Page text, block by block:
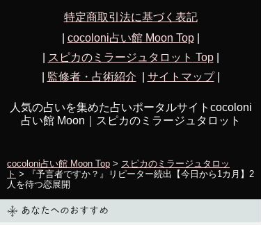
特定商取引法に基づく表記
cocoloni占い館 Moon Top|
スピカのミラージュタロット Top|
監修者・占術紹介 サイトマップ|
人気の占いを集めた占いポータルサイトcocoloni
占い館 Moon｜
スピカのミラージュタロット
cocoloni占い館 Moon Top > スピカのミラージュタロッ
ト > 『予言者ですか？』リピーター続出【今日から1カ月】2
人を待つ恋展開
あなたへのおすすめ